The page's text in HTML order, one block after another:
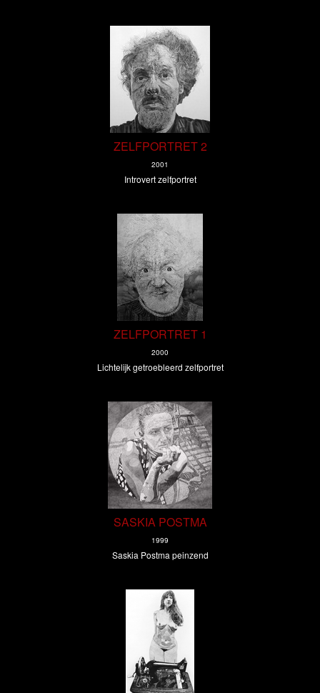
ZELFPORTRET 2
2001
Introvert zelfportret
ZELFPORTRET 1
2000
Lichtelijk getroebleerd zelfportret
SASKIA POSTMA
1999
Saskia Postma peinzend